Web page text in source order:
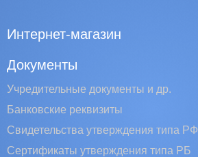
Интернет-магазин
Документы
Учредительные документы и др.
Банковские реквизиты
Свидетельства утверждения типа РФ
Сертификаты утверждения типа РБ